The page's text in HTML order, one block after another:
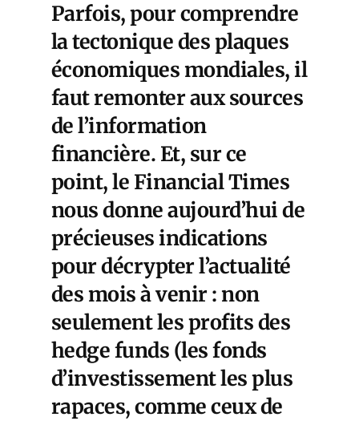
Parfois, pour comprendre
la tectonique des plaques
économiques mondiales, il
faut remonter aux sources
de l’information
financière. Et, sur ce
point, le Financial Times
nous donne aujourd’hui de
précieuses indications
pour décrypter l’actualité
des mois à venir : non
seulement les profits des
hedge funds (les fonds
d’investissement les plus
rapaces, comme ceux de